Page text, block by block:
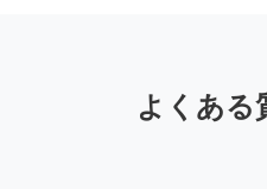
よくある